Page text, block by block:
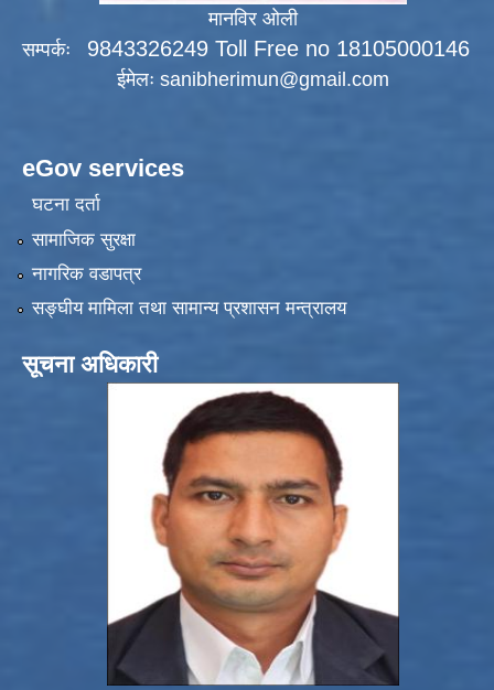
मानविर ओली
सम्पर्कः 9843326249 Toll Free no 18105000146
ईमेलः sanibherimun@gmail.com
eGov services
घटना दर्ता
सामाजिक सुरक्षा
नागरिक वडापत्र
सङ्‍घीय मामिला तथा सामान्य प्रशासन मन्त्रालय
सूचना अधिकारी